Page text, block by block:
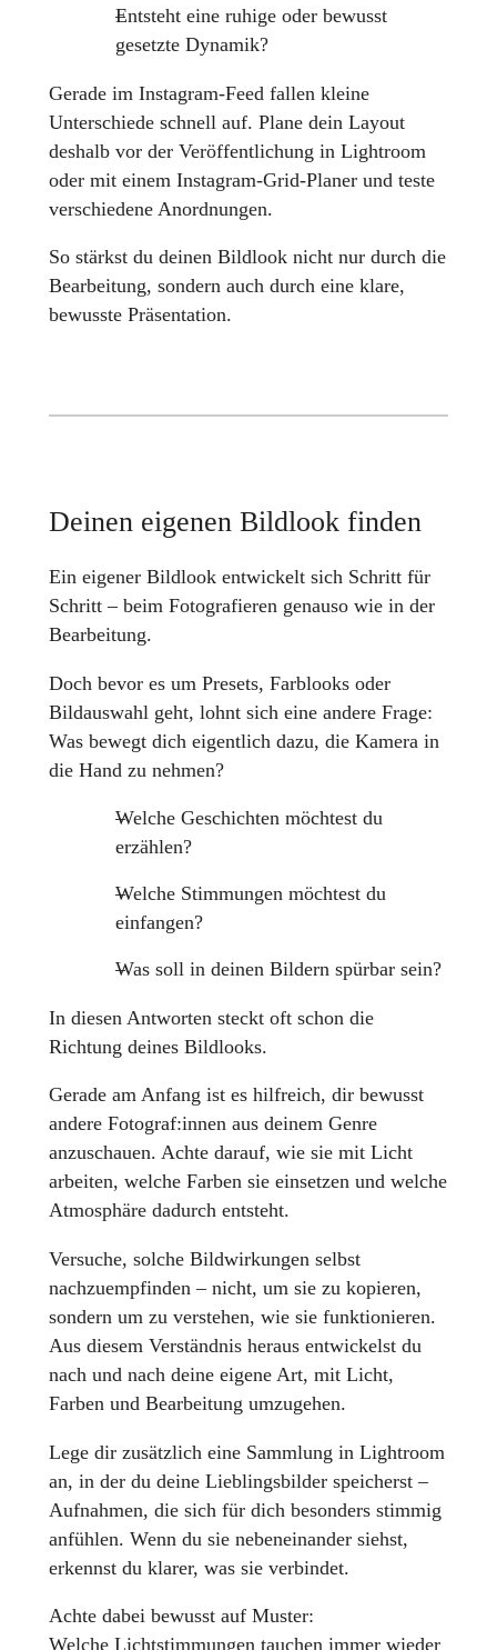
Entsteht eine ruhige oder bewusst
gesetzte Dynamik?
Gerade im Instagram-Feed fallen kleine
Unterschiede schnell auf. Plane dein Layout
deshalb vor der Veröffentlichung in Lightroom
oder mit einem Instagram-Grid-Planer und teste
verschiedene Anordnungen.
So stärkst du deinen Bildlook nicht nur durch die
Bearbeitung, sondern auch durch eine klare,
bewusste Präsentation.
Deinen eigenen Bildlook finden
Ein eigener Bildlook entwickelt sich Schritt für
Schritt – beim Fotografieren genauso wie in der
Bearbeitung.
Doch bevor es um Presets, Farblooks oder
Bildauswahl geht, lohnt sich eine andere Frage:
Was bewegt dich eigentlich dazu, die Kamera in
die Hand zu nehmen?
Welche Geschichten möchtest du
erzählen?
Welche Stimmungen möchtest du
einfangen?
Was soll in deinen Bildern spürbar sein?
In diesen Antworten steckt oft schon die
Richtung deines Bildlooks.
Gerade am Anfang ist es hilfreich, dir bewusst
andere Fotograf:innen aus deinem Genre
anzuschauen. Achte darauf, wie sie mit Licht
arbeiten, welche Farben sie einsetzen und welche
Atmosphäre dadurch entsteht.
Versuche, solche Bildwirkungen selbst
nachzuempfinden – nicht, um sie zu kopieren,
sondern um zu verstehen, wie sie funktionieren.
Aus diesem Verständnis heraus entwickelst du
nach und nach deine eigene Art, mit Licht,
Farben und Bearbeitung umzugehen.
Lege dir zusätzlich eine Sammlung in Lightroom
an, in der du deine Lieblingsbilder speicherst –
Aufnahmen, die sich für dich besonders stimmig
anfühlen. Wenn du sie nebeneinander siehst,
erkennst du klarer, was sie verbindet.
Achte dabei bewusst auf Muster:
Welche Lichtstimmungen tauchen immer wieder